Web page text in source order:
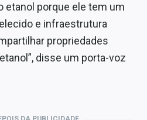
etanol porque ele tem um
e infraestrutura
propriedades
disse um porta-voz